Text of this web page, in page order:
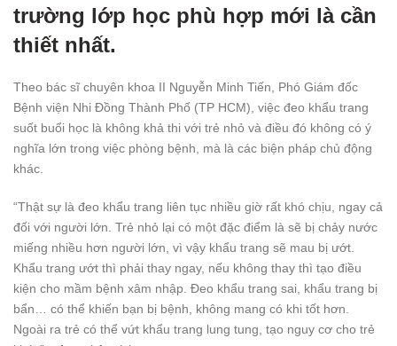
trường lớp học phù hợp mới là cần
thiết nhất.
Theo bác sĩ chuyên khoa II Nguyễn Minh Tiến, Phó Giám đốc
Bệnh viện Nhi Đồng Thành Phố (TP HCM), việc đeo khẩu trang
suốt buổi học là không khả thi với trẻ nhỏ và điều đó không có ý
nghĩa lớn trong việc phòng bệnh, mà là các biện pháp chủ động
khác.
“Thật sự là đeo khẩu trang liên tục nhiều giờ rất khó chịu, ngay cả
đối với người lớn. Trẻ nhỏ lại có một đặc điểm là sẽ bị chảy nước
miếng nhiều hơn người lớn, vì vậy khẩu trang sẽ mau bị ướt.
Khẩu trang ướt thì phải thay ngay, nếu không thay thì tạo điều
kiện cho mầm bệnh xâm nhập. Đeo khẩu trang sai, khẩu trang bị
bẩn… có thể khiến bạn bị bệnh, không mang có khi tốt hơn.
Ngoài ra trẻ có thể vứt khẩu trang lung tung, tạo nguy cơ cho trẻ